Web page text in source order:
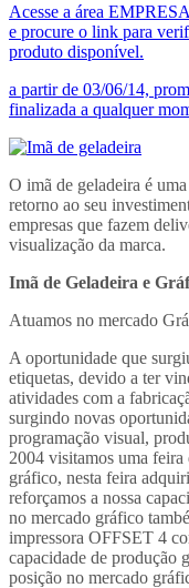
Acesse a área
e procure o link para
produto disponível.
a partir de 03/06/14,
finalizada a qualquer
O imã de geladeira é
retorno ao seu
empresas que fazem
visualização da marca.
Imã de Geladeira e
Atuamos no mercado
A oportunidade que
etiquetas, devido a ter
atividades com a
surgindo novas
programação visual,
2004 visitamos uma
gráfico, nesta feira
reforçamos a nossa
no mercado gráfico
impressora OFFSET 4
capacidade de produção
posição no mercado